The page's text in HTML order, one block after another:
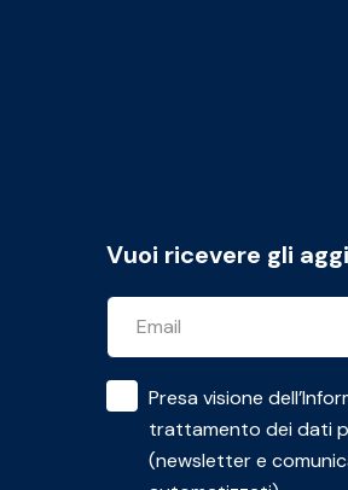
Vuoi ricevere gli
Presa visione dell’
trattamento dei dati
(newsletter e